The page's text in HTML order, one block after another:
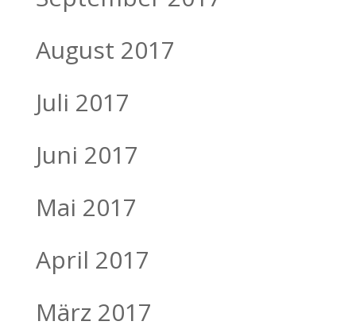
August 2017
Juli 2017
Juni 2017
Mai 2017
April 2017
März 2017